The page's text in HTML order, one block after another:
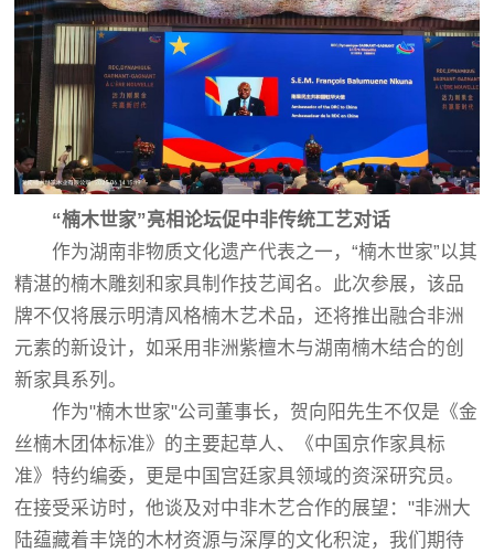
“楠木世家”亮相论坛促中非传统工艺对话
作为湖南非物质文化遗产代表之一，“楠木世家”以其
精湛的楠木雕刻和家具制作技艺闻名。此次参展，该品
牌不仅将展示明清风格楠木艺术品，还将推出融合非洲
元素的新设计，如采用非洲紫檀木与湖南楠木结合的创
新家具系列。
作为"楠木世家"公司董事长，贺向阳先生不仅是《金
丝楠木团体标准》的主要起草人、《中国京作家具标
准》特约编委，更是中国宫廷家具领域的资深研究员。
在接受采访时，他谈及对中非木艺合作的展望："非洲大
陆蕴藏着丰饶的木材资源与深厚的文化积淀，我们期待